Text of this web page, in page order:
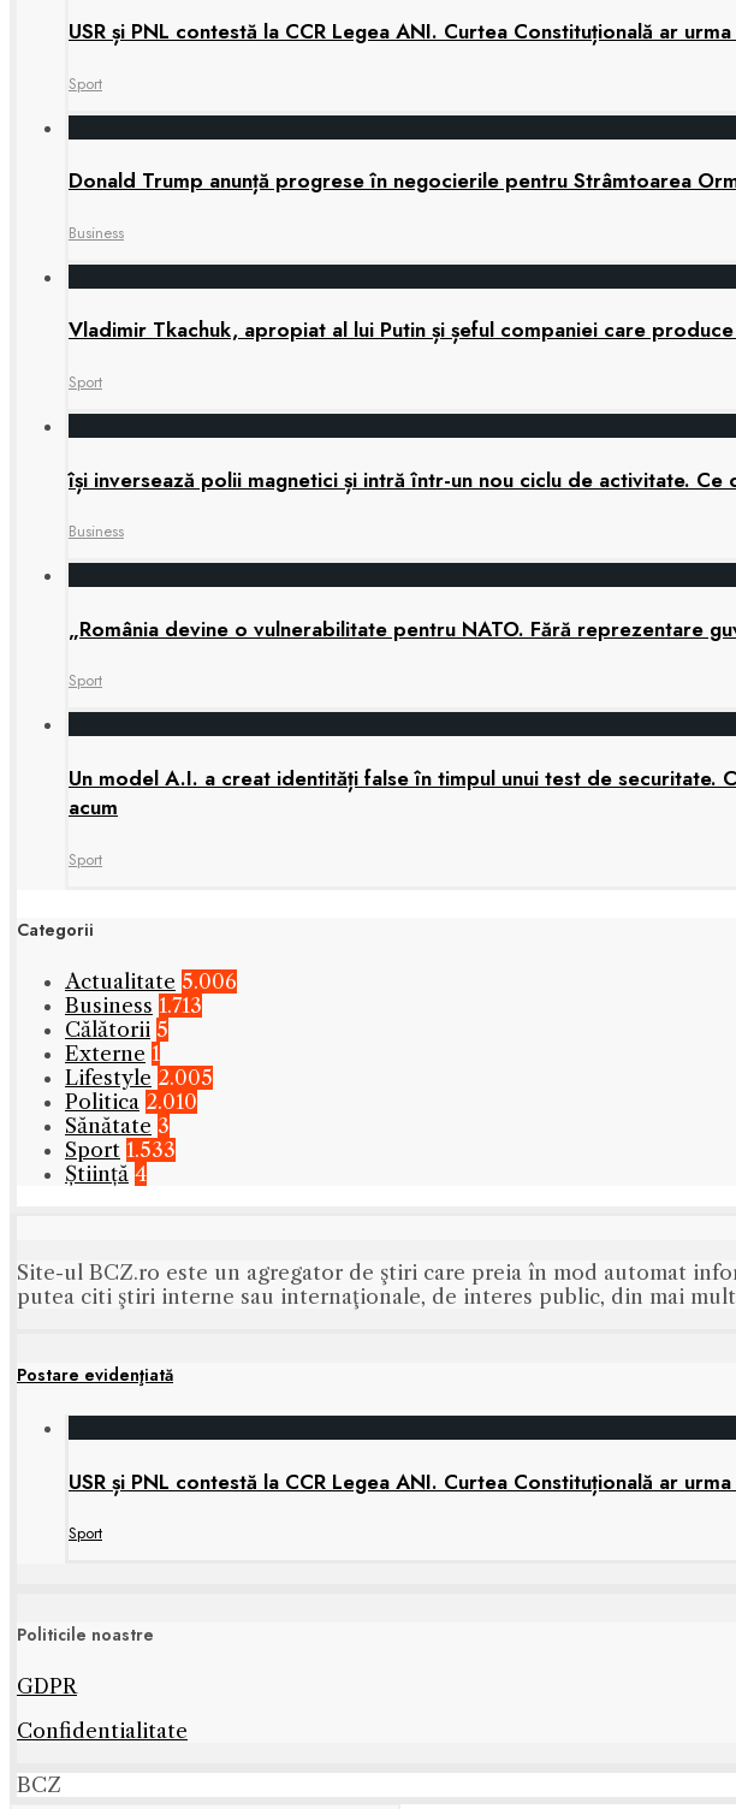
USR și PNL contestă la CCR Legea ANI. Curtea Constituțională ar
Sport
Donald Trump anunță progrese în negocierile pentru Strâmtoarea
Business
Vladimir Tkachuk, apropiat al lui Putin și șeful companiei care
Sport
își inversează polii magnetici și intră într-un nou ciclu de activitate.
Business
„România devine o vulnerabilitate pentru NATO. Fără reprezentare
Sport
Un model A.I. a creat identități false în timpul unui test de securitate.
acum
Sport
Categorii
Actualitate 5.006
Business 1.713
Călătorii 5
Externe 1
Lifestyle 2.005
Politica 2.010
Sănătate 3
Sport 1.533
Știință 4
Site-ul BCZ.ro este un agregator de ştiri care preia în mod automat
putea citi ştiri interne sau internaţionale, de interes public, din mai
Postare evidenţiată
USR și PNL contestă la CCR Legea ANI. Curtea Constituțională ar
Sport
Politicile noastre
GDPR
Confidentialitate
BCZ